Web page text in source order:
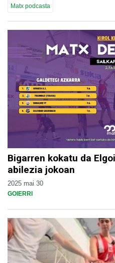
Matx podcasta
Bigarren kokatu da
abilezia jokoan
2025 mai 30
GOIERRI